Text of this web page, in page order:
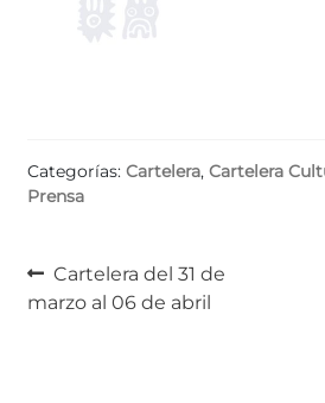
Categorías: Cartelera, Cartelera
Prensa
Navegación
de
Anterior:
Cartelera del 31 de
marzo al 06 de abril